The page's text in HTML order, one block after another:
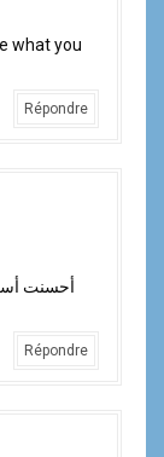
what you
Répondre
أحسنت
Répondre